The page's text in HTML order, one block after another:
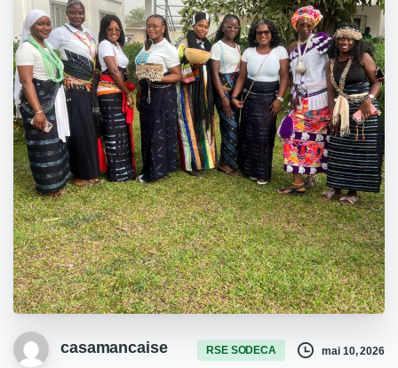
casamancaise RSE SODECA mai 10, 2026